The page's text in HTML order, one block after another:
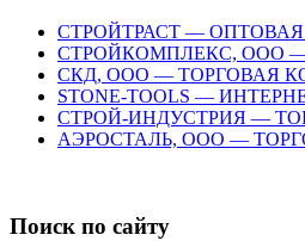
СТРОЙТРАСТ —
СТРОЙКОМПЛЕКС, ООО
СКД, ООО — ТОРГОВАЯ
STONE-TOOLS —
СТРОЙ-ИНДУСТРИЯ —
АЭРОСТАЛЬ, ООО —
Поиск по сайту